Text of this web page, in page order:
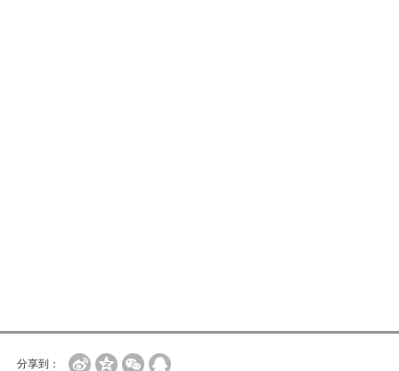
分享到：